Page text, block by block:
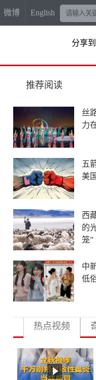
微博 English
分享到
推荐阅读
丝
力
五
美
西
的
笼”
中
低
热点视频